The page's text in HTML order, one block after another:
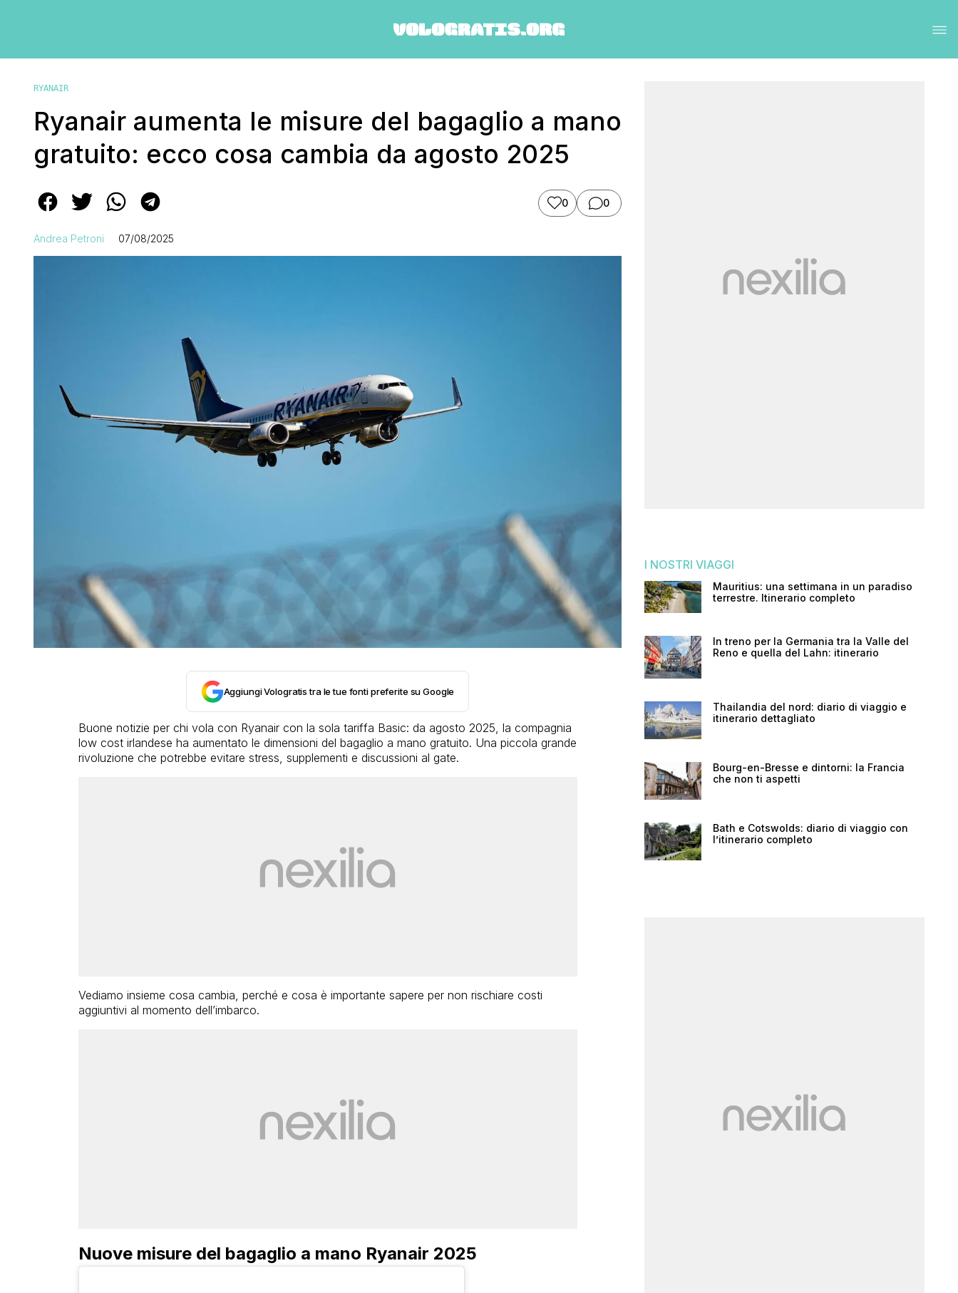
RYANAIR
Ryanair aumenta le misure del bagaglio a mano
gratuito: ecco cosa cambia da agosto 2025
0 0
Andrea Petroni 07/08/2025
Aggiungi Vologratis tra le tue fonti preferite su Google
Buone notizie per chi vola con Ryanair con la sola tariffa Basic: da agosto 2025, la compagnia
low cost irlandese ha aumentato le dimensioni del bagaglio a mano gratuito. Una piccola grande
rivoluzione che potrebbe evitare stress, supplementi e discussioni al gate.
Vediamo insieme cosa cambia, perché e cosa è importante sapere per non rischiare costi
aggiuntivi al momento dell’imbarco.
Nuove misure del bagaglio a mano Ryanair 2025
I NOSTRI VIAGGI
Mauritius: una settimana in un paradiso
terrestre. Itinerario completo
In treno per la Germania tra la Valle del
Reno e quella del Lahn: itinerario
Thailandia del nord: diario di viaggio e
itinerario dettagliato
Bourg-en-Bresse e dintorni: la Francia
che non ti aspetti
Bath e Cotswolds: diario di viaggio con
l’itinerario completo